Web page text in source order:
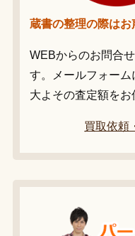
蔵書の整理の際はお
WEBからのお問合
す。メールフォーム
大よその査定額をお
買取依頼